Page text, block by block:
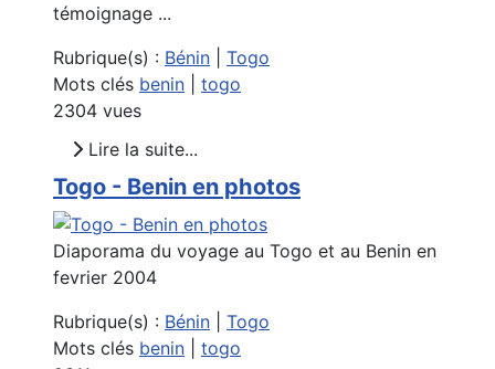
témoignage ...
Rubrique(s) : Bénin
Togo
Mots clés benin
togo
2304 vues
Lire la suite...
Togo - Benin en photos
Diaporama du voyage au Togo et au Benin en
fevrier 2004
Rubrique(s) : Bénin
Togo
Mots clés benin
togo